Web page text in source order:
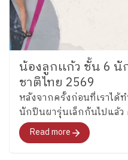
น้องลูกเเก้ว ชั้น 6
ชาติไทย 2569
หลังจากครั้งก่อนที่เราได้
นักปีนผารุ่นเล็กกันไปแล้ว
คนโต ซึ่งล่าสุดได้รับการคั
ผาเยาวชนทีมชาติไทย รุ่นอ
Read more